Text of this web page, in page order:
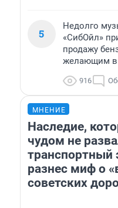
5
Недолго
«СибОйл»
продажу
желающим в
916
МНЕНИЕ
Наследие,
чудом не
транспортный
разнес миф о
советских